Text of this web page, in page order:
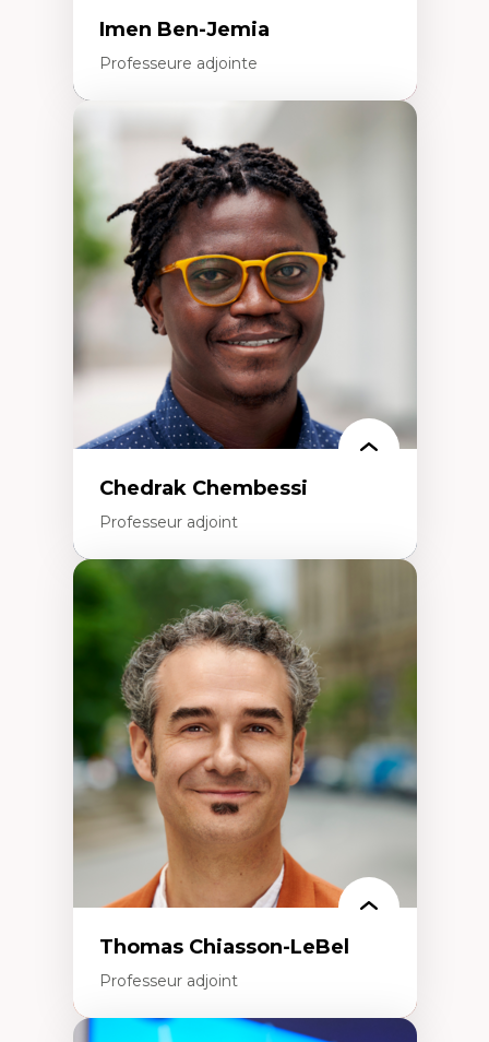
Imen Ben-Jemia
Professeure adjointe
Expertises
Discours sur la ville et représentations
Mosquées, formes et usages au Canada
Reconnaissance et représentations des
communautés immigrantes dans l'espace
urbain
Design architectural et urbain
Patrimoine et patrimonialisation
Études postcoloniales et décolonisation des
savoirs
Chedrak Chembessi
Professeur adjoint
Économie circulaire
Modèles d’affaires durables
Histoire des faits économiques
Gestion durable des ressources naturelles
Écologie industrielle
Aménagement durable du territoire
Développement régional
Coopératives
Télétravail en milieu rural francophone
Transition socio-écologique
Thomas Chiasson-LeBel
Professeur adjoint